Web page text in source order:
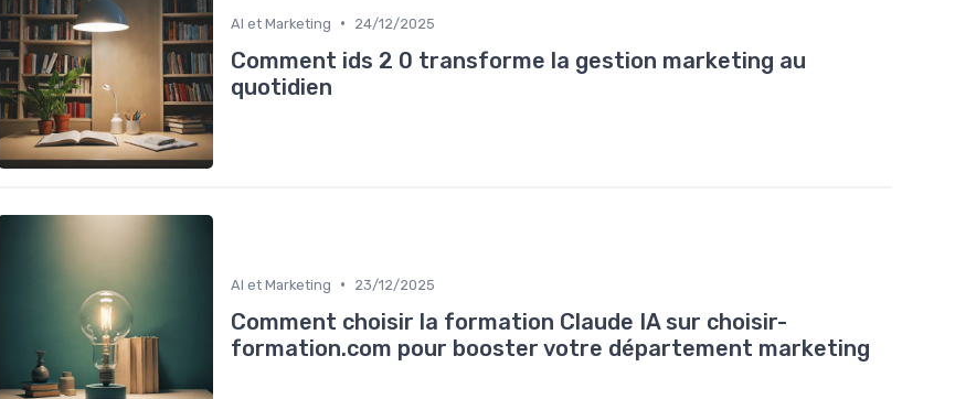
AI et Marketing • 24/12/2025
Comment ids 2 0 transforme la gestion marketing au
quotidien
AI et Marketing • 23/12/2025
Comment choisir la formation Claude IA sur choisir-
formation.com pour booster votre département marketing